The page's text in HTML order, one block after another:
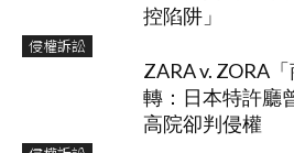
控陷阱」
侵權訴訟
ZARA v. ZORA
轉：日本特許廳
高院卻判侵權